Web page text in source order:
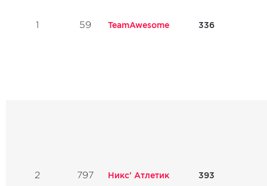
1 59 TeamAwesome 336
2 797 Никс' Атлетик 393